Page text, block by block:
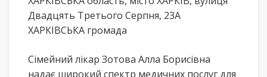
Двадцять Третього Серпня, 23А
ХАРКІВСЬКА громада
Сімейний лікар Зотова Алла Борисівна
надає широкий спектр медичних послуг для